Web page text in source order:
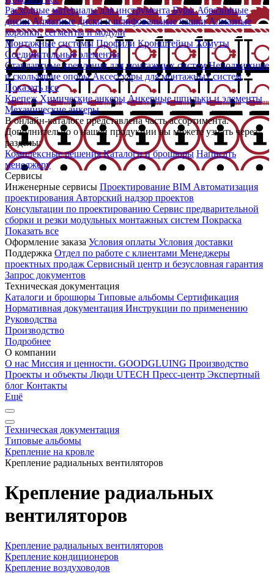
Расходные материалы для инструментаБурыАбразивные
дискиАлмазные диски и шлифовальные чашкиАлмазные
коронки, сегменты и модули
Монтажные системы Профили КронштейныХомуты
Соединительные элементы
Стандартные крепления для монтажных системНеподвижные
и скользящие опорыАксессуары для монтажных систем
Показать все
КрепежХимические анкеры Анкерные шпильки и элементы
Механические анкеры
В онлайн-каталоге представлена часть ассортимента.
Дополнительно о нашей продукции вы можете узнать через
разделы:
Комплексные решения Каталоги и брошюры Написать
менеджеру
Сервисы
Инженерные сервисы Проектирование BIM Автоматизация
проектирования Авторский надзор проектов
Консультации по проектированию Сервис предварительной
сборки и резки модульных монтажных систем Покраска
Показать все
Оформление заказа Условия оплаты Условия доставки
Поддержка Отдел по работе с клиентами Менеджеры
проектных продаж Сервисный центр и безусловная гарантия
Запрос документов
Техническая документация
Каталоги и брошюры Типовые альбомы Сертификация
Нормативная документация Инструкции по применению
Руководства
Производство
Подробнее
О компании
О нас Миссия и ценности. GOODGLUING Производство
Проекты и объекты Люди UTECH Пресс-центр Экспертный
блог Контакты
Ещё
Техническая документация
Типовые альбомы
Крепление на кровле
Крепление радиальных вентиляторов
Крепление радиальных
вентиляторов
Крепление радиальных вентиляторов
Крепление кондиционеров
Крепление воздуховодов